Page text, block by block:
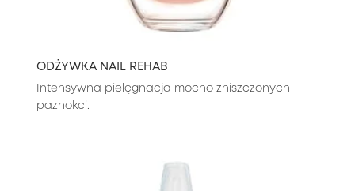
ODŻYWKA NAIL REHAB
Intensywna pielęgnacja mocno zniszczonych
paznokci.